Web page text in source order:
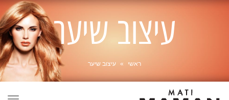
עיצוב שיער
ראשי » עיצוב שיער